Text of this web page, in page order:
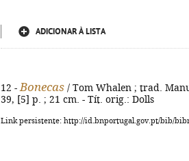
ADICIONAR À LISTA
12 - Bonecas / Tom Whalen ; trad.
39, [5] p. ; 21 cm. - Tít. orig.: Dolls
Link persistente: http://id.bnportugal.gov.pt/bib/